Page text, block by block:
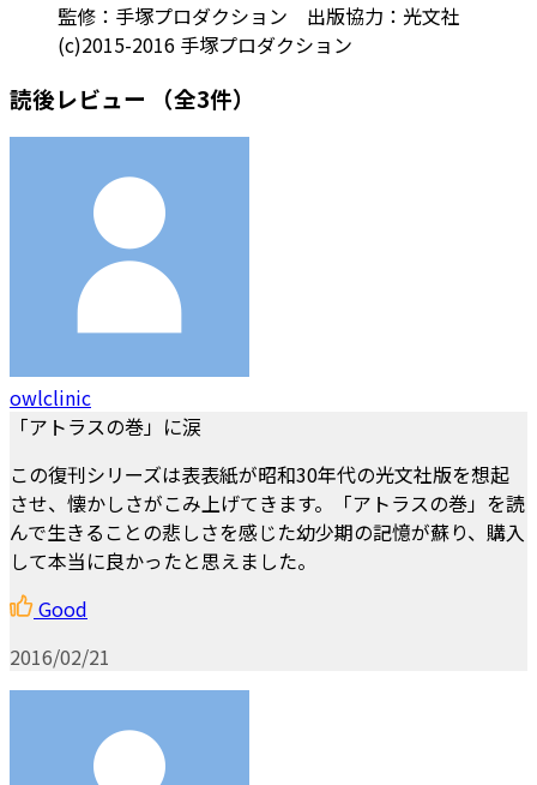
監修：手塚プロダクション 出版協力：光文社
(c)2015-2016 手塚プロダクション
読後レビュー （全3件）
owlclinic
「アトラスの巻」に涙
この復刊シリーズは表表紙が昭和30年代の光文社版を想起
させ、懐かしさがこみ上げてきます。「アトラスの巻」を読
んで生きることの悲しさを感じた幼少期の記憶が蘇り、購入
して本当に良かったと思えました。
Good
2016/02/21